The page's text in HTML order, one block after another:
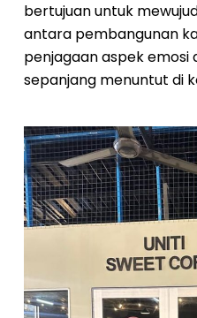
bertujuan untuk
antara pembangunan
penjagaan aspek
sepanjang menuntut di